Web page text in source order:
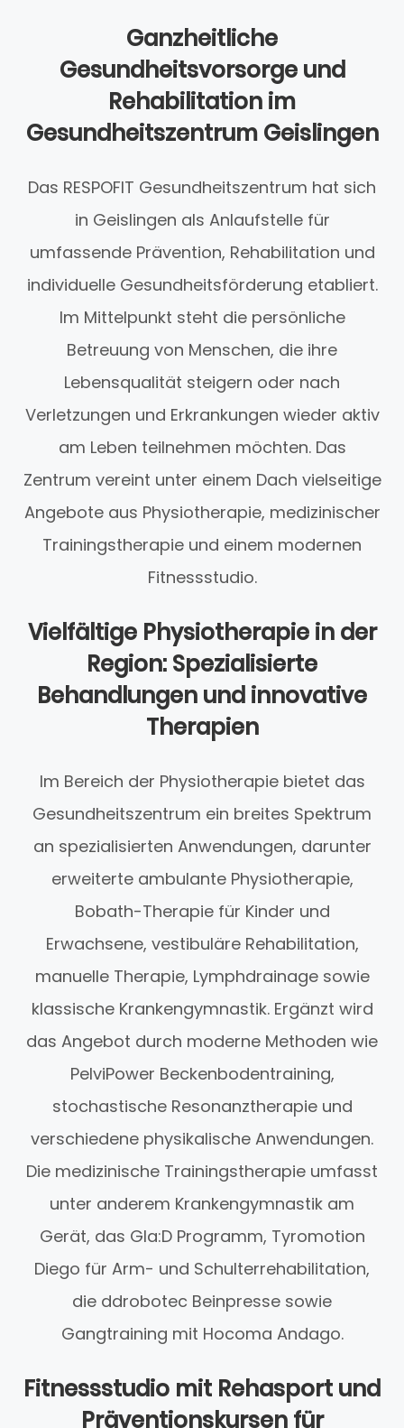
Ganzheitliche
Gesundheitsvorsorge und
Rehabilitation im
Gesundheitszentrum Geislingen
Das RESPOFIT Gesundheitszentrum hat sich
in Geislingen als Anlaufstelle für
umfassende Prävention, Rehabilitation und
individuelle Gesundheitsförderung etabliert.
Im Mittelpunkt steht die persönliche
Betreuung von Menschen, die ihre
Lebensqualität steigern oder nach
Verletzungen und Erkrankungen wieder aktiv
am Leben teilnehmen möchten. Das
Zentrum vereint unter einem Dach vielseitige
Angebote aus Physiotherapie, medizinischer
Trainingstherapie und einem modernen
Fitnessstudio.
Vielfältige Physiotherapie in der
Region: Spezialisierte
Behandlungen und innovative
Therapien
Im Bereich der Physiotherapie bietet das
Gesundheitszentrum ein breites Spektrum
an spezialisierten Anwendungen, darunter
erweiterte ambulante Physiotherapie,
Bobath-Therapie für Kinder und
Erwachsene, vestibuläre Rehabilitation,
manuelle Therapie, Lymphdrainage sowie
klassische Krankengymnastik. Ergänzt wird
das Angebot durch moderne Methoden wie
PelviPower Beckenbodentraining,
stochastische Resonanztherapie und
verschiedene physikalische Anwendungen.
Die medizinische Trainingstherapie umfasst
unter anderem Krankengymnastik am
Gerät, das Gla:D Programm, Tyromotion
Diego für Arm- und Schulterrehabilitation,
die ddrobotec Beinpresse sowie
Gangtraining mit Hocoma Andago.
Fitnessstudio mit Rehasport und
Präventionskursen für